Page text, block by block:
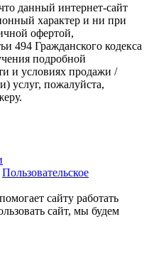
данный интернет-сайт
характер и ни при
офертой,
494 Гражданского кодекса
подробной
и условиях продажи /
услуг, пожалуйста,
Пользовательское
сайту работать
сайт, мы будем